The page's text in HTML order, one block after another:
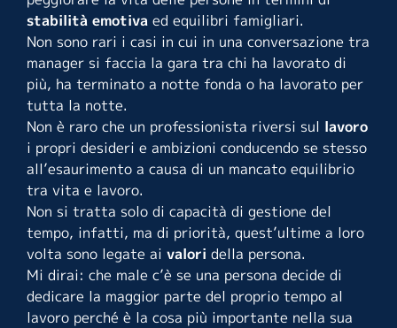
stabilità emotiva ed equilibri famigliari.
Non sono rari i casi in cui in una conversazione tra
manager si faccia la gara tra chi ha lavorato di
più, ha terminato a notte fonda o ha lavorato per
tutta la notte.
Non è raro che un professionista riversi sul lavoro
i propri desideri e ambizioni conducendo se stesso
all’esaurimento a causa di un mancato equilibrio
tra vita e lavoro.
Non si tratta solo di capacità di gestione del
tempo, infatti, ma di priorità, quest’ultime a loro
volta sono legate ai valori della persona.
Mi dirai: che male c’è se una persona decide di
dedicare la maggior parte del proprio tempo al
lavoro perché è la cosa più importante nella sua